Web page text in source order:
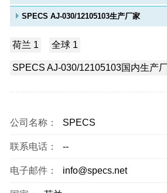
SPECS AJ-030/12105103生产厂家
荷兰 1 全球 1
SPECS AJ-030/12105103国内生产
公司名称： SPECS
联系电话： --
电子邮件： info@specs.net